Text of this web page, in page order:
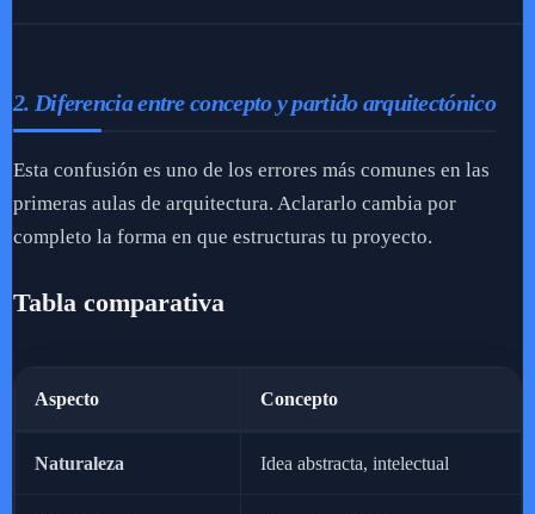
2. Diferencia entre concepto y partido arquitectónico
Esta confusión es uno de los errores más comunes en las
primeras aulas de arquitectura. Aclararlo cambia por
completo la forma en que estructuras tu proyecto.
Tabla comparativa
Aspecto Concepto
Naturaleza Idea abstracta, intelectual